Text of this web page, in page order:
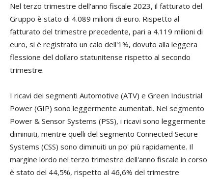
Nel terzo trimestre dell'anno fiscale 2023, il fatturato del
Gruppo è stato di 4.089 milioni di euro. Rispetto al
fatturato del trimestre precedente, pari a 4.119 milioni di
euro, si è registrato un calo dell'1%, dovuto alla leggera
flessione del dollaro statunitense rispetto al secondo
trimestre.
I ricavi dei segmenti Automotive (ATV) e Green Industrial
Power (GIP) sono leggermente aumentati. Nel segmento
Power & Sensor Systems (PSS), i ricavi sono leggermente
diminuiti, mentre quelli del segmento Connected Secure
Systems (CSS) sono diminuiti un po' più rapidamente. Il
margine lordo nel terzo trimestre dell'anno fiscale in corso
è stato del 44,5%, rispetto al 46,6% del trimestre